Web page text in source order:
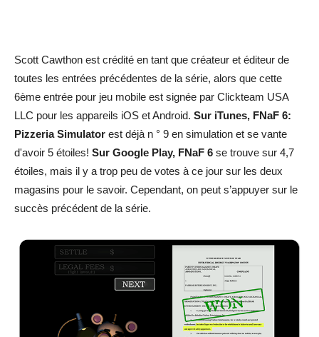
Scott Cawthon est crédité en tant que créateur et éditeur de
toutes les entrées précédentes de la série, alors que cette
6ème entrée pour jeu mobile est signée par Clickteam USA
LLC pour les appareils iOS et Android. Sur iTunes, FNaF 6:
Pizzeria Simulator est déjà n ° 9 en simulation et se vante
d'avoir 5 étoiles! Sur Google Play, FNaF 6 se trouve sur 4,7
étoiles, mais il y a trop peu de votes à ce jour sur les deux
magasins pour le savoir. Cependant, on peut s’appuyer sur le
succès précédent de la série.